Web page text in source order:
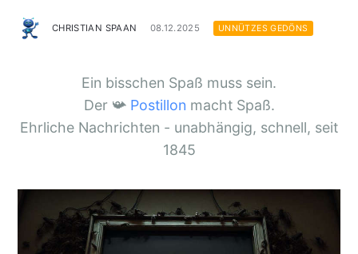
CHRISTIAN SPAAN 08.12.2025 UNNÜTZES GEDÖNS
Ein bisschen Spaß muss sein.
Der 📯 Postillon macht Spaß.
Ehrliche Nachrichten - unabhängig, schnell, seit
1845